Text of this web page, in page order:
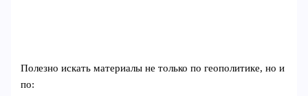
Полезно искать материалы не только по геополитике, но и
по: